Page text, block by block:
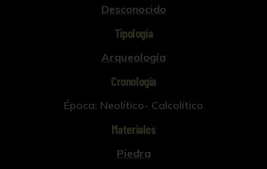
Desconocido
Tipología
Arqueología
Cronología
Época: Neolítico- Calcolítico
Materiales
Piedra